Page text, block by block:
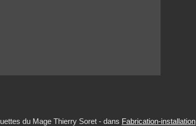
du Mage Thierry Soret - dans Fabrication-installation